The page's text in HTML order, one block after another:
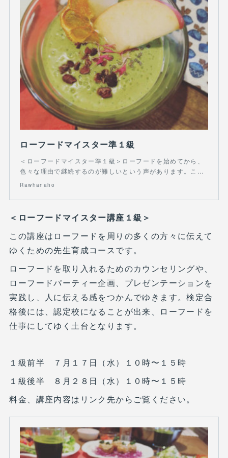
ローフードマイスター準１級
＜ローフードマイスター準１級＞ローフードを始めてから、
色々な理由で継続するのが難しいという声があります。こ…
Rawhanaho
＜ローフードマイスター講座１級＞
この講座はローフードを周りの多くの方々に伝えて
ゆくための先生育成コースです。
ローフードを取り入れるためのカウンセリングや、
ローフードパーティー企画、プレゼンテーションを
実践し、人に伝える感をつかんでゆきます。検定合
格後には、認定校になることが出来、ローフードを
仕事にしてゆく土台となります。
１級前半 ７月１７日（水）１０時〜１５時
１級後半 ８月２８日（水）１０時〜１５時
料金、講座内容はリンク先からご覧ください。